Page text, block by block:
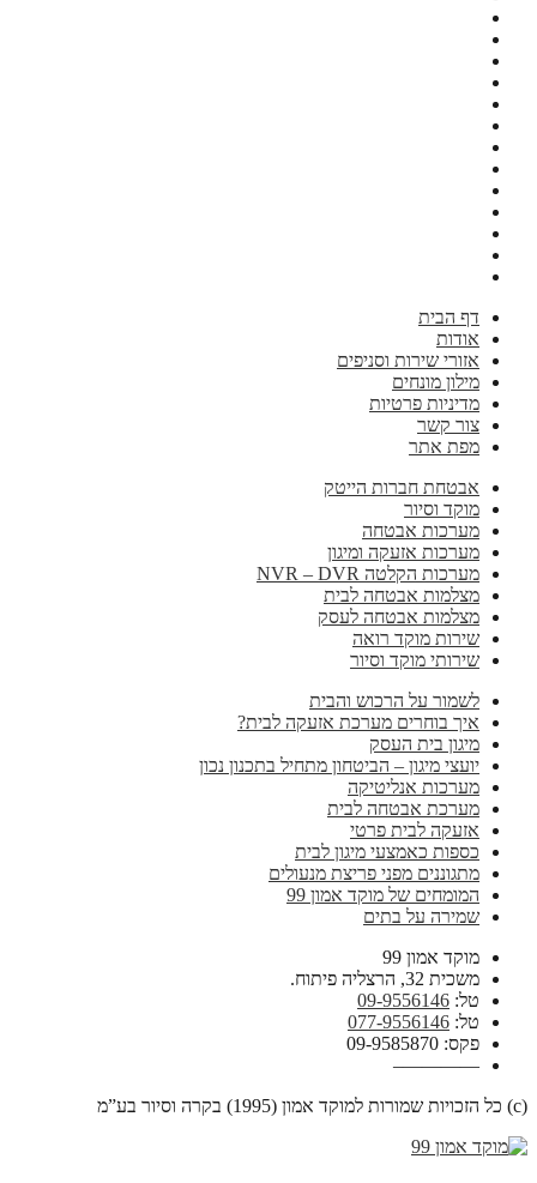
דף הבית
אודות
אזורי שירות וסניפים
מילון מונחים
מדיניות פרטיות
צור קשר
מפת אתר
אבטחת חברות הייטק
מוקד וסיור
מערכות אבטחה
מערכות אזעקה ומיגון
מערכות הקלטה NVR – DVR
מצלמות אבטחה לבית
מצלמות אבטחה לעסק
שירות מוקד רואה
שירותי מוקד וסיור
לשמור על הרכוש והבית
איך בוחרים מערכת אזעקה לבית?
מיגון בית העסק
יועצי מיגון – הביטחון מתחיל בתכנון נכון
מערכות אנליטיקה
מערכת אבטחה לבית
אזעקה לבית פרטי
כספות כאמצעי מיגון לבית
מתגוננים מפני פריצת מנעולים
המומחים של מוקד אמון 99
שמירה על בתים
מוקד אמון 99
משכית 32, הרצליה פיתוח.
טל: 09-9556146
טל: 077-9556146
פקס: 09-9585870
————–
(c) כל הזכויות שמורות למוקד אמון (1995) בקרה וסיור בע”מ